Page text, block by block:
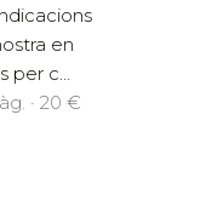
en
per c...
· 20 €